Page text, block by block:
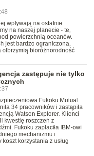
wpływają na ostatnie
na naszej planecie - te,
powierzchnią oceanów.
jest bardzo ograniczona,
bioróżnorodność
zastępuje nie tylko
Fukoku Mutual
34 pracowników i zastąpiła
Watson Explorer. Klienci
kwestię roszczeń z
Fukoku zapłaciła IBM-owi
mechanizmu i
korzystania z usług